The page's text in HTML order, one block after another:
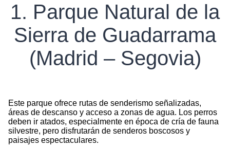
1. Parque Natural de la
Sierra de Guadarrama
(Madrid – Segovia)
Este parque ofrece rutas de senderismo señalizadas,
áreas de descanso y acceso a zonas de agua. Los perros
deben ir atados, especialmente en época de cría de fauna
silvestre, pero disfrutarán de senderos boscosos y
paisajes espectaculares.